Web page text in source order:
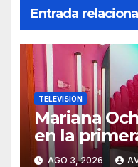
Entrada
TELEVISIÓN
Mariana
en la
Casa de los
AGO 3, 2026